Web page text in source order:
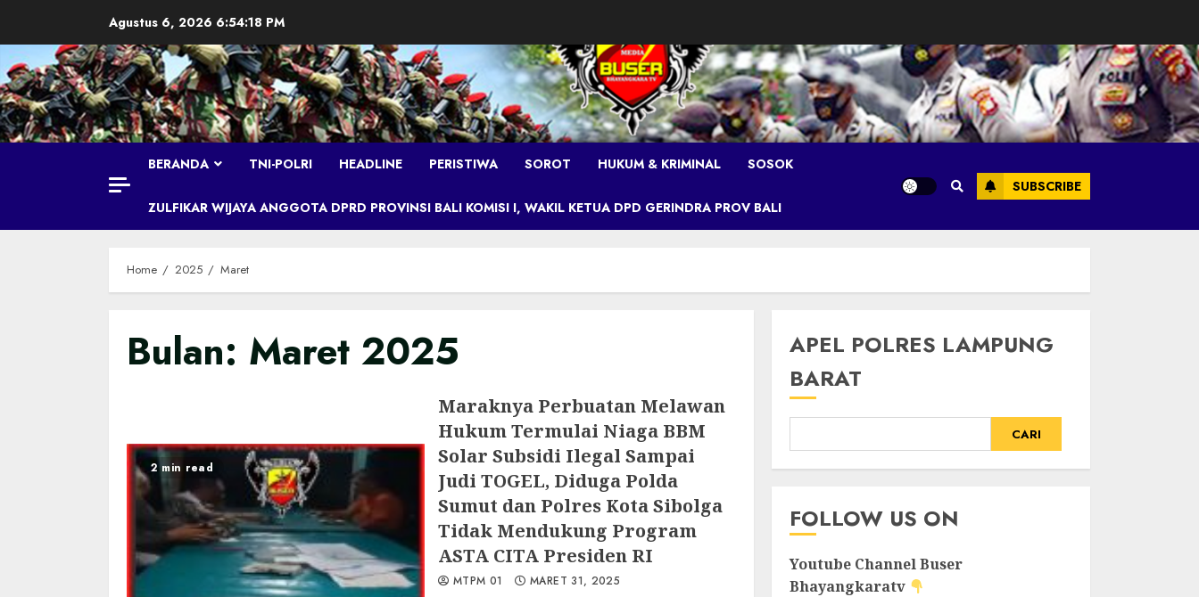
content
Agustus 6, 2026 6:54:19 PM
BERANDA TNI-POLRI HEADLINE PERISTIWA SOROT HUKUM & KRIMINAL SOSOK
ZULFIKAR WIJAYA ANGGOTA DPRD PROVINSI BALI KOMISI I, WAKIL KETUA DPD GERINDRA PROV BALI
SUBSCRIBE
Home 2025 Maret
Bulan: Maret 2025
2 min read
Maraknya Perbuatan Melawan
Hukum Termulai Niaga BBM
Solar Subsidi Ilegal Sampai
Judi TOGEL, Diduga Polda
Sumut dan Polres Kota Sibolga
Tidak Mendukung Program
ASTA CITA Presiden RI
MTPM 01 MARET 31, 2025
APEL POLRES LAMPUNG
BARAT
CARI
FOLLOW US ON
Youtube ChannelBuser
Bhayangkaratv